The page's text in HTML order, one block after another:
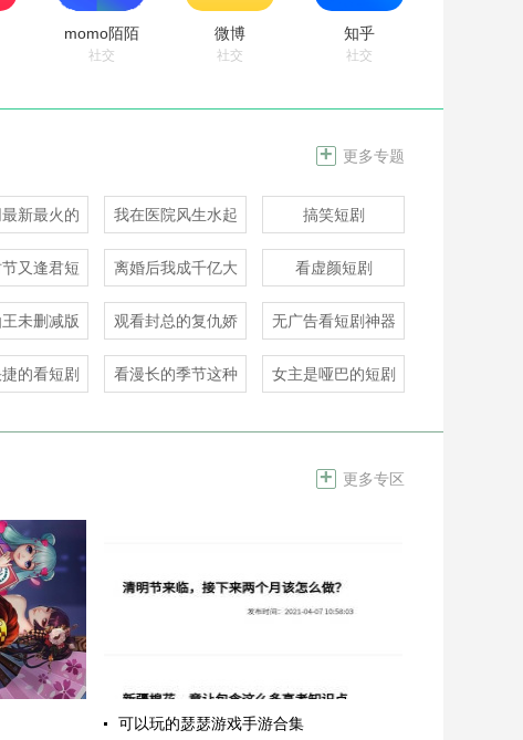
momo陌陌
社交
微博
社交
知乎
社交
CP速配
社交
小星空
社交
音柚漂流瓶
社交
+ 更多专题
新最火的
短剧
我在医院风生水起
短剧
搞笑短剧
又逢君短
剧
离婚后我成千亿大
小姐短剧免费观看
看虚颜短剧
未删减版
短剧
观看封总的复仇娇
妻短剧的
无广告看短剧神器
的看短剧
看漫长的季节这种
女主是哑巴的短剧
+ 更多专区
可以玩的瑟瑟游戏手游合集